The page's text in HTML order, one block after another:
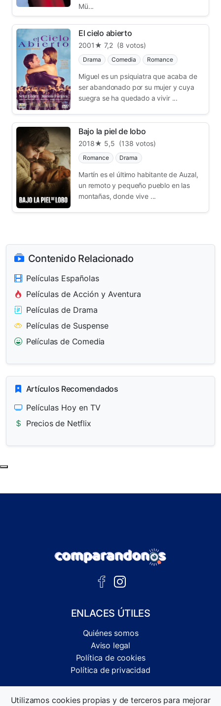
Mü...
El cielo abierto
2001★ 7,2 (8 votos)
Drama Comedia Romance
Miguel es un psiquiatra que acaba de
ser abandonado por su mujer y cuya
suegra se ha quedado a vivir ...
Bajo la piel de lobo
2018★ 5,5 (138 votos)
Romance Drama
Martín es el último habitante de Auzal,
un remoto y pequeño pueblo en las
montañas, donde vive ...
Contenido Relacionado
Películas Españolas
Películas de Acción y Aventura
Películas de Drama
Películas de Suspense
Películas de Comedia
Artículos Recomendados
Películas Hoy en TV
Precios de Netflix
ENLACES ÚTILES
Quiénes somos
Aviso legal
Política de cookies
Política de privacidad
Utilizamos cookies propias y de terceros para mejorar